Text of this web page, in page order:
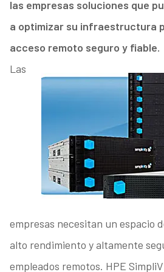
las empresas soluciones que
a optimizar su infraestructura
acceso remoto seguro y fiable.
Las
empresas necesitan un espacio
alto rendimiento y altamente
empleados remotos. HPE